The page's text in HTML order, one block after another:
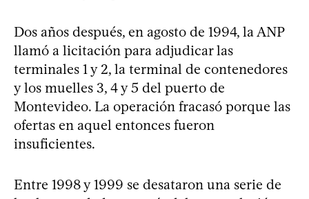
Dos años después, en agosto de 1994, la ANP
llamó a licitación para adjudicar las
terminales 1 y 2, la terminal de contenedores
y los muelles 3, 4 y 5 del puerto de
Montevideo. La operación fracasó porque las
ofertas en aquel entonces fueron
insuficientes.
Entre 1998 y 1999 se desataron una serie de